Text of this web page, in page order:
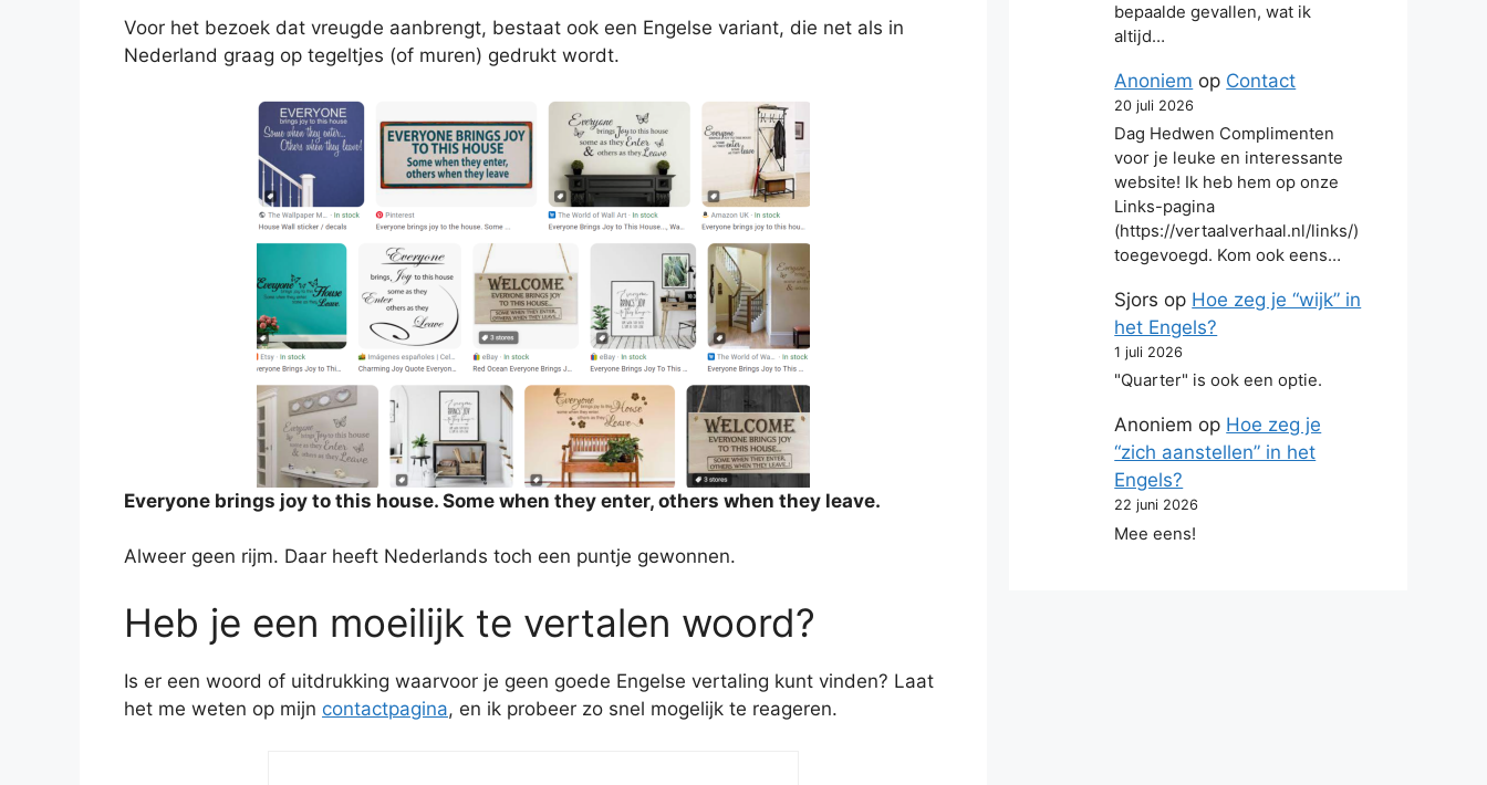
Voor het bezoek dat vreugde aanbrengt, bestaat ook een Engelse variant, die net als in
Nederland graag op tegeltjes (of muren) gedrukt wordt.
Everyone brings joy to this house. Some when they enter, others when they leave.
Alweer geen rijm. Daar heeft Nederlands toch een puntje gewonnen.
Heb je een moeilijk te vertalen woord?
Is er een woord of uitdrukking waarvoor je geen goede Engelse vertaling kunt vinden? Laat
het me weten op mijn contactpagina, en ik probeer zo snel mogelijk te reageren.
bepaalde gevallen, wat ik
altijd…
Anoniem op Contact
20 juli 2026
Dag Hedwen Complimenten
voor je leuke en interessante
website! Ik heb hem op onze
Links-pagina
(https://vertaalverhaal.nl/links/)
toegevoegd. Kom ook eens…
Sjors op Hoe zeg je “wijk” in
het Engels?
1 juli 2026
"Quarter" is ook een optie.
Anoniem op Hoe zeg je
“zich aanstellen” in het
Engels?
22 juni 2026
Mee eens!